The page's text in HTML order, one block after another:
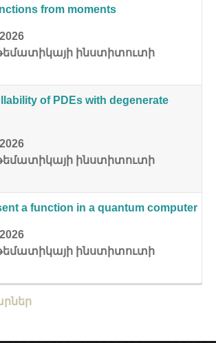
from moments
ինստիտուտի
of PDEs with degenerate
ինստիտուտի
a function in a quantum computer
ինստիտուտի